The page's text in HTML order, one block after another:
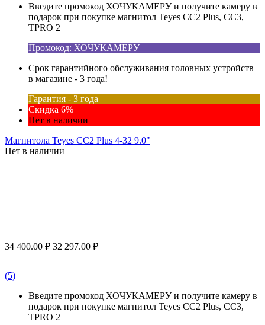
Введите промокод ХОЧУКАМЕРУ и получите камеру в
подарок при покупке магнитол Teyes CC2 Plus, CC3,
TPRO 2
Промокод: ХОЧУКАМЕРУ
Срок гарантийного обслуживания головных устройств
в магазине - 3 года!
Гарантия - 3 года
Скидка 6%
Нет в наличии
Магнитола Teyes CC2 Plus 4-32 9.0"
Нет в наличии
34 400.00 ₽ 32 297.00 ₽
(5)
Введите промокод ХОЧУКАМЕРУ и получите камеру в
подарок при покупке магнитол Teyes CC2 Plus, CC3,
TPRO 2